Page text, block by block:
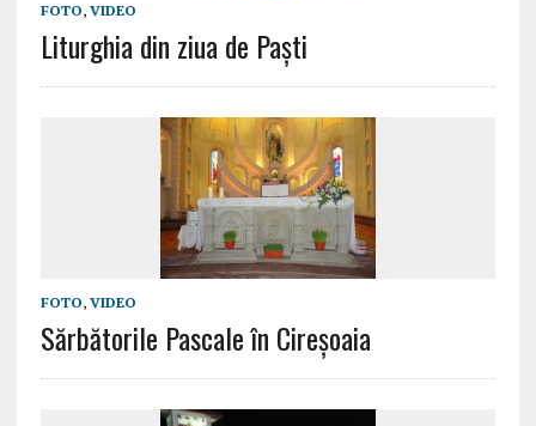
FOTO, VIDEO
Liturghia din ziua de Paști
FOTO, VIDEO
Sărbătorile Pascale în Cireșoaia